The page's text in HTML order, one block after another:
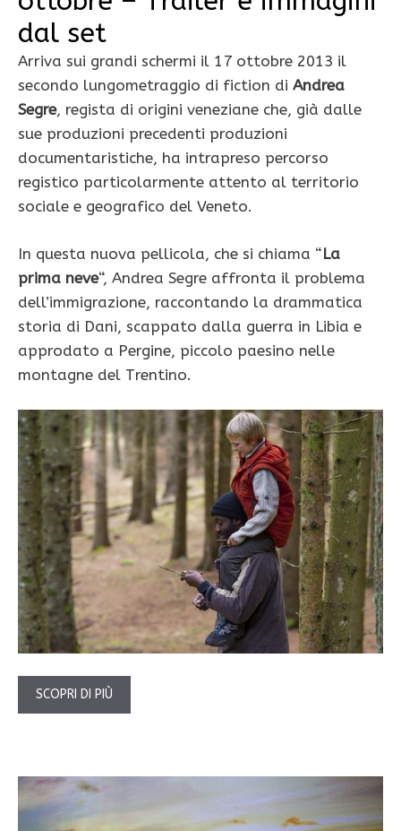
dal set
Arriva sui grandi schermi il 17 ottobre 2013 il
secondo lungometraggio di fiction di Andrea
Segre, regista di origini veneziane che, già dalle
sue produzioni precedenti produzioni
documentaristiche, ha intrapreso percorso
registico particolarmente attento al territorio
sociale e geografico del Veneto.
In questa nuova pellicola, che si chiama “La
prima neve“, Andrea Segre affronta il problema
dell’immigrazione, raccontando la drammatica
storia di Dani, scappato dalla guerra in Libia e
approdato a Pergine, piccolo paesino nelle
montagne del Trentino.
SCOPRI DI PIÙ